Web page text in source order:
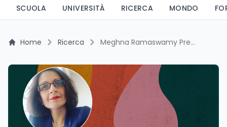
SCUOLA UNIVERSITÀ RICERCA MONDO
Home Ricerca Meghna Ramaswamy Premio per la Ricerca Innovativa all'Università di Saskatchewan